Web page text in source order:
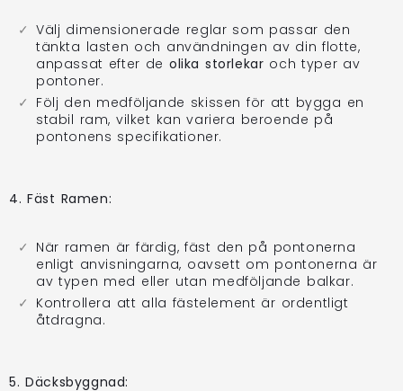
Välj dimensionerade reglar som passar den
tänkta lasten och användningen av din flotte,
anpassat efter de olika storlekar och typer av
pontoner.
Följ den medföljande skissen för att bygga en
stabil ram, vilket kan variera beroende på
pontonens specifikationer.
4. Fäst Ramen:
När ramen är färdig, fäst den på pontonerna
enligt anvisningarna, oavsett om pontonerna är
av typen med eller utan medföljande balkar.
Kontrollera att alla fästelement är ordentligt
åtdragna.
5. Däcksbyggnad: